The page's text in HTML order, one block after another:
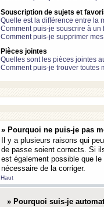
Souscription de sujets et
Quelle est la différence entre la
Comment puis-je souscrire à
Comment puis-je supprimer
Pièces jointes
Quelles sont les pièces jointes
Comment puis-je trouver toutes
» Pourquoi ne puis-je pas
Il y a plusieurs raisons qui
de passe soient corrects. Si
est également possible que
nécessaire de la corriger.
Haut
» Pourquoi suis-je